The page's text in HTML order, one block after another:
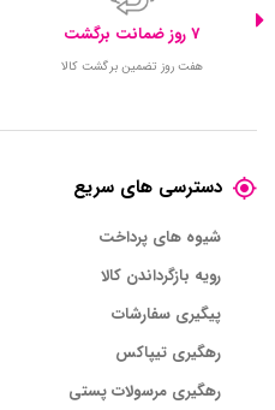
7 روز ضمانت برگشت
هفت روز تضمین برگشت کالا
دسترسی های سریع
شیوه های پرداخت
رویه بازگرداندن کالا
پیگیری سفارشات
رهگیری تیپاکس
رهگیری مرسولات پستی